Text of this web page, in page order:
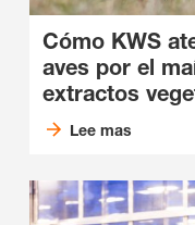
Cómo KWS
aves por el
extractos
Lee mas